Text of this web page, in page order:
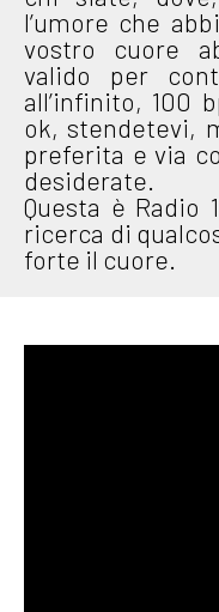
l’umore che
vostro cuore
valido per
all’infinito, 100
ok, stendetevi,
preferita e via
desiderate.
Questa è Radio
ricerca di
forte il cuore.